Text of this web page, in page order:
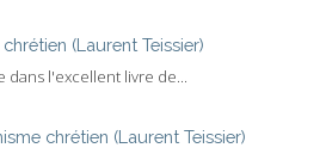
(Laurent Teissier)
l'excellent livre de...
chrétien (Laurent Teissier)